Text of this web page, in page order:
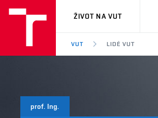
VUT
ŽIVOT NA VUT
VUT LIDÉ VUT
prof. Ing.